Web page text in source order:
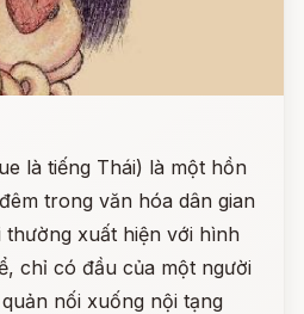
là tiếng Thái) là một hồn
trong văn hóa dân gian
xuất hiện với hình
chỉ có đầu của một người
nối xuống nội tạng